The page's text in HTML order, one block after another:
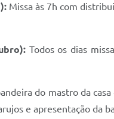
Missa às 7h com
Todos os dias
do mastro da
e apresentação da